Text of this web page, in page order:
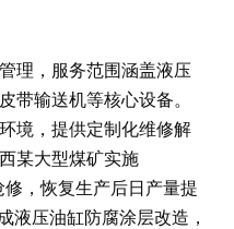
理，服务范围涵盖液压
带输送机等核心设备。
境，提供定制化维修解
某大型煤矿实施
，恢复生产后日产量提
液压油缸防腐涂层改造，